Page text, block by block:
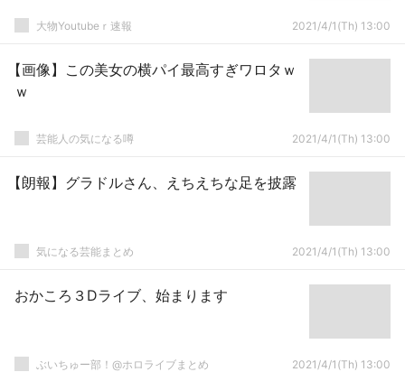
大物Youtubeｒ速報 2021/4/1(Th) 13:00
【画像】この美女の横パイ最高すぎワロタｗ
ｗ
芸能人の気になる噂 2021/4/1(Th) 13:00
【朗報】グラドルさん、えちえちな足を披露
気になる芸能まとめ 2021/4/1(Th) 13:00
おかころ３Dライブ、始まります
ぶいちゅー部！@ホロライブまとめ 2021/4/1(Th) 13:00